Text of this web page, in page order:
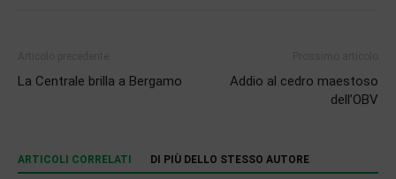
La Centrale brilla a Bergamo
Addio al cedro maestoso
dell’OBV
ARTICOLI CORRELATI DI PIÙ DELLO STESSO AUTORE